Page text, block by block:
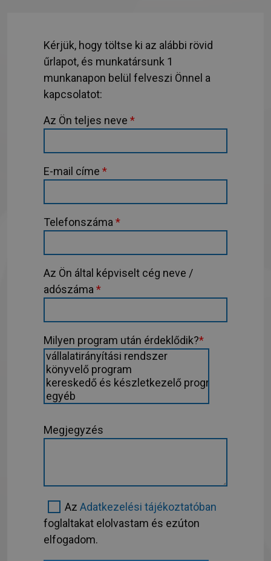
Kérjük, hogy töltse ki az alábbi rövid
űrlapot, és munkatársunk 1
munkanapon belül felveszi Önnel a
kapcsolatot:
Az Ön teljes neve *
E-mail címe *
Telefonszáma *
Az Ön által képviselt cég neve /
adószáma *
Milyen program után érdeklődik?*
Megjegyzés
Az Adatkezelési tájékoztatóban
foglaltakat elolvastam és ezúton
elfogadom.